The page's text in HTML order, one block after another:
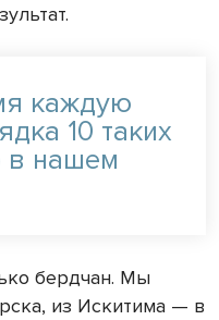
каждую
10 таких
в нашем
бердчан. Мы
из Искитима — в